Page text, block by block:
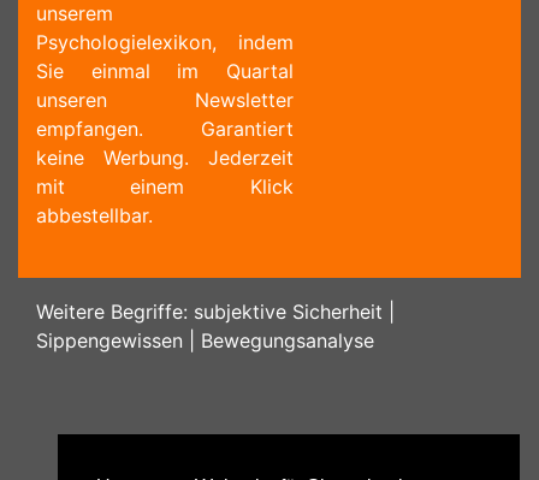
unserem
Psychologielexikon, indem
Sie einmal im Quartal
unseren Newsletter
empfangen. Garantiert
keine Werbung. Jederzeit
mit einem Klick
abbestellbar.
Weitere Begriffe: subjektive Sicherheit
Sippengewissen
Bewegungsanalyse